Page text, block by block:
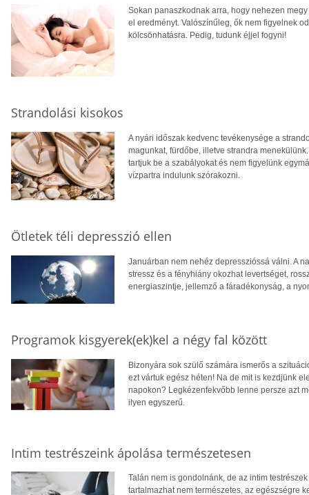
Sokan panaszkodnak arra, hogy nehezen
el eredményt. Valószínűleg, ők nem figyelnek
kölcsönhatásra. Pedig, tudunk éjjel fogyni!
Strandolási kisokos
A nyári időszak kedvenc tevékenysége a
magunkat, fürdőbe, illetve strandra
tartjuk be a szabályokat és nem figyelünk
vízpartra indulunk szórakozni.
Ötletek téli depresszió ellen
Januárban nem nehéz depresszióssá válni. A
stressz és a fényhiány okozhat levertséget,
energiaszintje, jellemző a fáradékonyság, a
Programok kisgyerek(ek)kel a négy fal között
Bizonyára sok szülő számára ismerős a
ezt vártuk egész héten! Na de mit is kezdjünk
napokon? Legkézenfekvőbb lenne persze azt
ilyen egyszerű.
Intim testrészeink ápolása természetesen
Talán nem is gondolnánk, de az intim
tartalmazhat nem természetes, az egészségre